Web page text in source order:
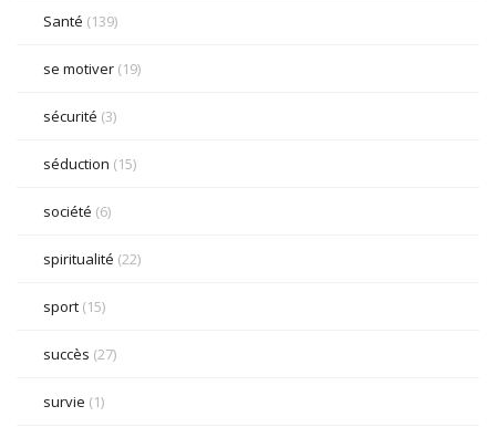
Santé (139)
se motiver (19)
sécurité (3)
séduction (15)
société (6)
spiritualité (22)
sport (15)
succès (27)
survie (1)